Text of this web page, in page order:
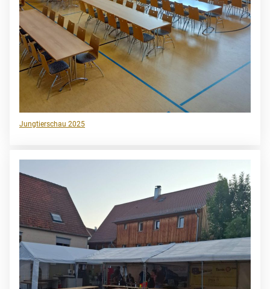
Jungtierschau 2025